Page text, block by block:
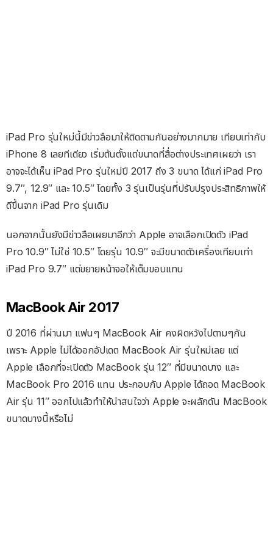
iPad Pro รุ่นใหม่นี้มีข่าวลือมาให้ติดตามกันอย่างมากมาย เทียบเท่ากับ
iPhone 8 เลยทีเดียว เริ่มต้นตั้งแต่ขนาดที่สื่อต่างประเทศเผยว่า เรา
อาจจะได้เห็น iPad Pro รุ่นใหม่ปี 2017 ถึง 3 ขนาด ได้แก่ iPad Pro
9.7″, 12.9″ และ 10.5″ โดยทั้ง 3 รุ่นเป็นรุ่นที่ปรับปรุงประสิทธิภาพให้
ดีขึ้นจาก iPad Pro รุ่นเดิม
นอกจากนั้นยังมีข่าวลือเผยมาอีกว่า Apple อาจเลือกเปิดตัว iPad
Pro 10.9″ ไม่ใช่ 10.5″ โดยรุ่น 10.9″ จะมีขนาดตัวเครื่องเทียบเท่า
iPad Pro 9.7″ แต่ขยายหน้าจอให้เต็มขอบแทน
MacBook Air 2017
ปี 2016 ที่ผ่านมา แฟนๆ MacBook Air คงผิดหวังไปตามๆกัน
เพราะ Apple ไม่ได้ออกอัปเดต MacBook Air รุ่นใหม่เลย แต่
Apple เลือกที่จะเปิดตัว MacBook รุ่น 12″ ที่มีขนาดบาง และ
MacBook Pro 2016 แทน ประกอบกับ Apple ได้ถอด MacBook
Air รุ่น 11″ ออกไปแล้วทำให้น่าสนใจว่า Apple จะผลักดัน MacBook
ขนาดบางนี้หรือไม่